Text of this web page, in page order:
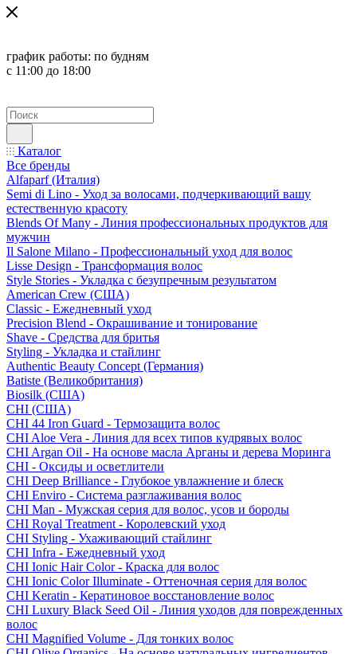
график работы: по будням
с 11:00 до 18:00
Каталог
Все бренды
Alfaparf (Италия)
Semi di Lino - Уход за волосами, подчеркивающий вашу
естественную красоту
Blends Of Many - Линия профессиональных продуктов для
мужчин
Il Salone Milano - Профессиональный уход для волос
Lisse Design - Трансформация волос
Style Stories - Укладка с безупречным результатом
American Crew (США)
Classic - Ежедневный уход
Precision Blend - Окрашивание и тонирование
Shave - Средства для бритья
Styling - Укладка и стайлинг
Authentic Beauty Concept (Германия)
Batiste (Великобритания)
Biosilk (США)
CHI (США)
CHI 44 Iron Guard - Термозащита волос
CHI Aloe Vera - Линия для всех типов кудрявых волос
CHI Argan Oil - На основе масла Арганы и дерева Моринга
CHI - Оксиды и осветлители
CHI Deep Brilliance - Глубокое увлажнение и блеск
CHI Enviro - Система разглаживания волос
CHI Man - Мужская серия для волос, усов и бороды
CHI Royal Treatment - Королевский уход
CHI Styling - Ухаживающий стайлинг
CHI Infra - Ежедневный уход
CHI Ionic Hair Color - Краска для волос
CHI Ionic Color Illuminate - Оттеночная серия для волос
CHI Keratin - Кератиновое восстановление волос
CHI Luxury Black Seed Oil - Линия уходов для поврежденных
волос
CHI Magnified Volume - Для тонких волос